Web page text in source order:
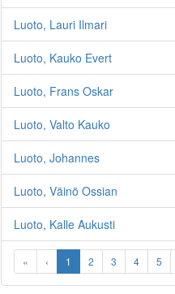
Luoto, Lauri Ilmari
Luoto, Kauko Evert
Luoto, Frans Oskar
Luoto, Valto Kauko
Luoto, Johannes
Luoto, Väinö Ossian
Luoto, Kalle Aukusti
« ‹ 1 2 3 4 5